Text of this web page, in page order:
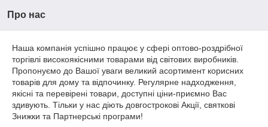
Про нас
Наша компанія успішно працює у сфері оптово-роздрібної
торгівлі високоякісними товарами від світових виробників.
Пропонуємо до Вашої уваги великий асортимент корисних
товарів для дому та відпочинку. Регулярне надходження,
якісні та перевірені товари, доступні ціни-приємно Вас
здивують. Тільки у нас діють довгострокові Акції, святкові
Знижки та Партнерські програми!